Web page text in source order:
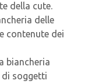
della cute.
delle
contenute dei
biancheria
soggetti